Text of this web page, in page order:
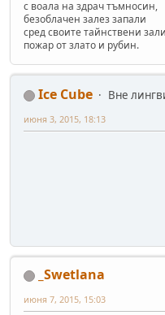
с воала на здрач тъмносин,
безоблачен залез запали
сред своите тайнствени зали
пожар от злато и рубин.
Ice Cube
Вне
июня 3, 2015, 18:13
_Swetlana
июня 7, 2015, 15:03